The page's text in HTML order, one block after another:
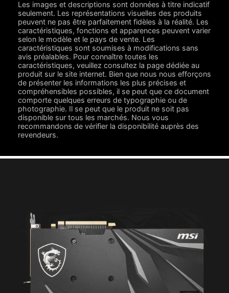
Les images et descriptions sont données à titre indicatif
seulement. Les représentations visuelles des produits
peuvent ne pas être parfaitement fidèles à la réalité. Les
caractéristiques, fonctions et apparences peuvent varier
selon le modèle et le pays de vente. Les
caractéristiques sont soumises à modifications sans
avis préalables. Pour connaître toutes les
caractéristiques, veuillez consultez la page dédiée au
produit sur le site internet. Bien que nous nous efforçons
de présenter les informations les plus précises et
compréhensibles possibles, il se peut que ce document
comporte quelques erreurs de typographie ou de
photographie. Il se peut que le produit ne soit pas
disponible sur tous les marchés. Nous vous
recommandons de vérifier la disponibilité auprès des
revendeurs.